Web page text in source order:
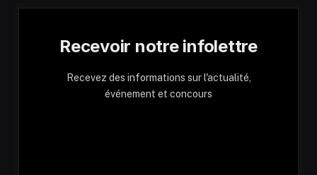
Recevoir notre infolettre
Recevez des informations sur l'actualité,
événement et concours